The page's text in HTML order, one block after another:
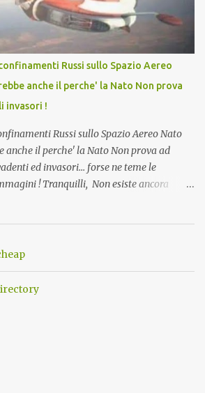
Russi sullo Spazio Aereo
anche il perche' la Nato Non prova
invasori !
Russi sullo Spazio Aereo Nato
anche il perche' la Nato Non prova ad
ed invasori... forse ne teme le
! Tranquilli, Non esiste ancora
o forse una "False Flag", per provocare
difficilmente da menti sane, potrebbe